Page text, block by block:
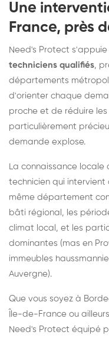
Une
France, près
Need's Protect s'appuie
techniciens qualifiés,
départements
d'orienter chaque
proche et de réduire
particulièrement
demande explose.
La connaissance locale
technicien qui intervient
même département
bâti régional, les
climat local, et les
dominantes (mas en
immeubles
Auvergne).
Que vous soyez à
Île-de-France ou
Need's Protect équipé